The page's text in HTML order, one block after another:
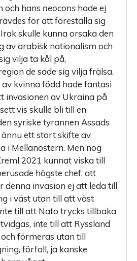
och hans neocons hade ej
för att föreställa sig
skulle kunna orsaka den
av arabisk nationalism och
vilja ta kål på,
de sade sig vilja frälsa.
kvinna född hade fantasi
invasionen av Ukraina på
vis skulle bli till en
syriske tyrannen Assads
ett stort skifte av
i Mellanöstern. Men nog
2021 kunnat viska till
högste chef, att
denna invasion ej att leda till
i väst utan till att väst
till att Nato trycks tillbaka
inte till att Ryssland
förmeras utan till
förfall, ja kanske